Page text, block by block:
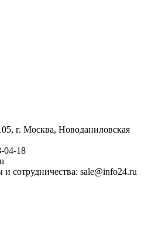
г. Москва, Новоданиловская
04-18
сотрудничества: sale@info24.ru